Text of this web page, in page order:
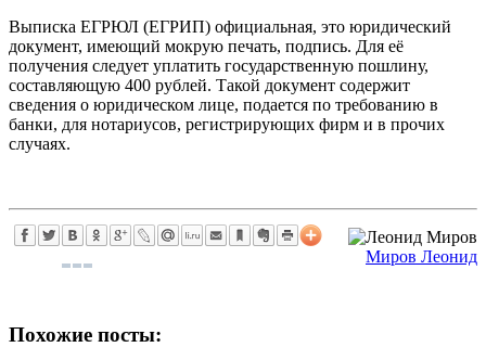
Выписка ЕГРЮЛ (ЕГРИП) официальная, это юридический
документ, имеющий мокрую печать, подпись. Для её
получения следует уплатить государственную пошлину,
составляющую 400 рублей. Такой документ содержит
сведения о юридическом лице, подается по требованию в
банки, для нотариусов, регистрирующих фирм и в прочих
случаях.
Миров Леонид
Похожие посты: